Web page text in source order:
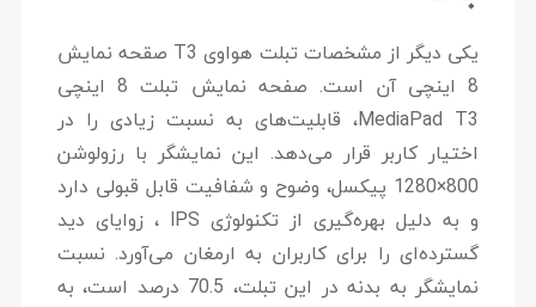
یکی دیگر از مشخصات تبلت هواوی T3 صقحه نمایش
8 اینچی آن است. صفحه نمایش تبلت 8 اینچی
MediaPad T3، قابلیت‌های به نسبت زیادی را در
اختیار کاربر قرار می‌دهد. این نمایشگر با رزولوشن
800×1280 پیکسل، وضوح و شفافیت قابل قبولی دارد
و به دلیل بهره‌گیری از تکنولوژی IPS ، زوایای دید
گسترده‌ای را برای کاربران به ارمغان می‌آورد. نسبت
نمایشگر به بدنه در این تبلت، 70.5 درصد است، به